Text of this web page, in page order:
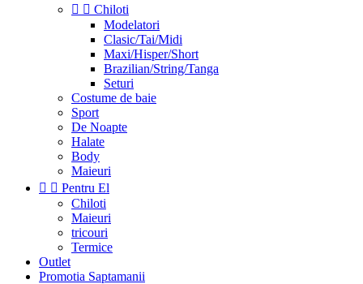
  Chiloti
Modelatori
Clasic/Tai/Midi
Maxi/Hisper/Short
Brazilian/String/Tanga
Seturi
Costume de baie
Sport
De Noapte
Halate
Body
Maieuri
  Pentru El
Chiloti
Maieuri
tricouri
Termice
Outlet
Promotia Saptamanii